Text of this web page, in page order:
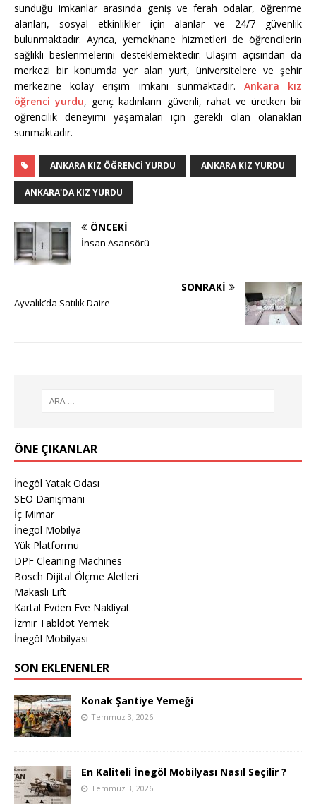
sunduğu imkanlar arasında geniş ve ferah odalar, öğrenme
alanları, sosyal etkinlikler için alanlar ve 24/7 güvenlik
bulunmaktadır. Ayrıca, yemekhane hizmetleri de öğrencilerin
sağlıklı beslenmelerini desteklemektedir. Ulaşım açısından da
merkezi bir konumda yer alan yurt, üniversitelere ve şehir
merkezine kolay erişim imkanı sunmaktadır. Ankara kız
öğrenci yurdu, genç kadınların güvenli, rahat ve üretken bir
öğrencilik deneyimi yaşamaları için gerekli olan olanakları
sunmaktadır.
ANKARA KIZ ÖĞRENCI YURDU ANKARA KIZ YURDU
ANKARA'DA KIZ YURDU
ÖNCEKI
İnsan Asansörü
SONRAKI
Ayvalık’da Satılık Daire
ÖNE ÇIKANLAR
İnegöl Yatak Odası
SEO Danışmanı
İç Mimar
İnegöl Mobilya
Yük Platformu
DPF Cleaning Machines
Bosch Dijital Ölçme Aletleri
Makaslı Lift
Kartal Evden Eve Nakliyat
İzmir Tabldot Yemek
İnegöl Mobilyası
SON EKLENENLER
Konak Şantiye Yemeği
Temmuz 3, 2026
En Kaliteli İnegöl Mobilyası Nasıl Seçilir ?
Temmuz 3, 2026